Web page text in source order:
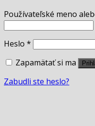
Používateľské meno
Heslo *
Zapamätať si ma
Zabudli ste heslo?